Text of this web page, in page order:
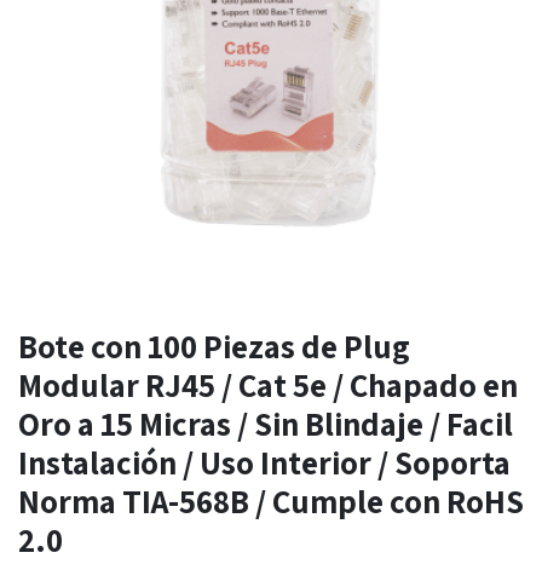
Bote con 100 Piezas de Plug
Modular RJ45 / Cat 5e / Chapado en
Oro a 15 Micras / Sin Blindaje / Facil
Instalación / Uso Interior / Soporta
Norma TIA-568B / Cumple con RoHS
2.0